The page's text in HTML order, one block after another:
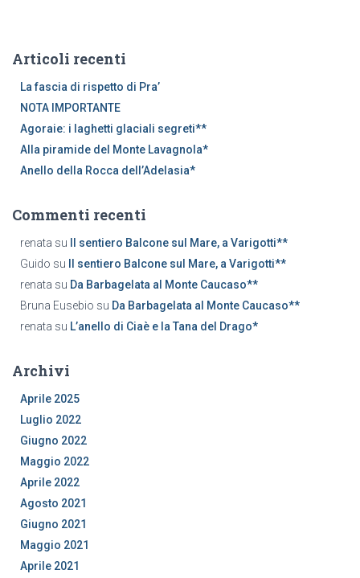
c
Articoli recenti
La fascia di rispetto di Pra’
NOTA IMPORTANTE
Agoraie: i laghetti glaciali segreti**
Alla piramide del Monte Lavagnola*
Anello della Rocca dell’Adelasia*
Commenti recenti
renata su
Il sentiero Balcone sul Mare, a Varigotti**
Guido su
Il sentiero Balcone sul Mare, a Varigotti**
renata su Da Barbagelata al Monte Caucaso**
Bruna Eusebio su Da Barbagelata al Monte Caucaso**
renata su L’anello di Ciaè e la Tana del Drago*
Archivi
Aprile 2025
Luglio 2022
Giugno 2022
Maggio 2022
Aprile 2022
Agosto 2021
Giugno 2021
Maggio 2021
Aprile 2021